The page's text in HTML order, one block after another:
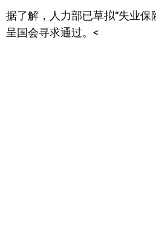
据了解，人力部已草拟“失业
呈国会寻求通过。<